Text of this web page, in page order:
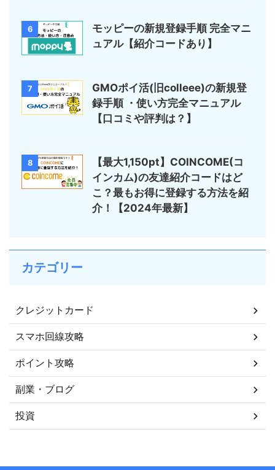
6
モッピーの新規登録手順 完全マニ
ュアル【紹介コードあり】
7
GMOポイ活(旧colleee)の新規登
録手順 ・使い方完全マニュアル
【口コミや評判は？】
8
【最大1,150pt】COINCOME(コ
インカム)の友達紹介コードはど
こ？最もお得に登録する方法を紹
介！【2024年最新】
カテゴリー
クレジットカード
スマホ回線攻略
ポイント攻略
副業・ブログ
投資